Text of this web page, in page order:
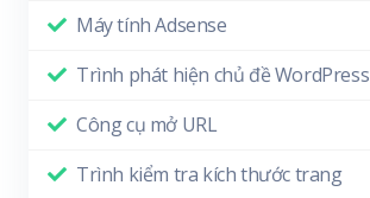
Máy tính Adsense
Trình phát hiện chủ đề WordPress
Công cụ mở URL
Trình kiểm tra kích thước trang